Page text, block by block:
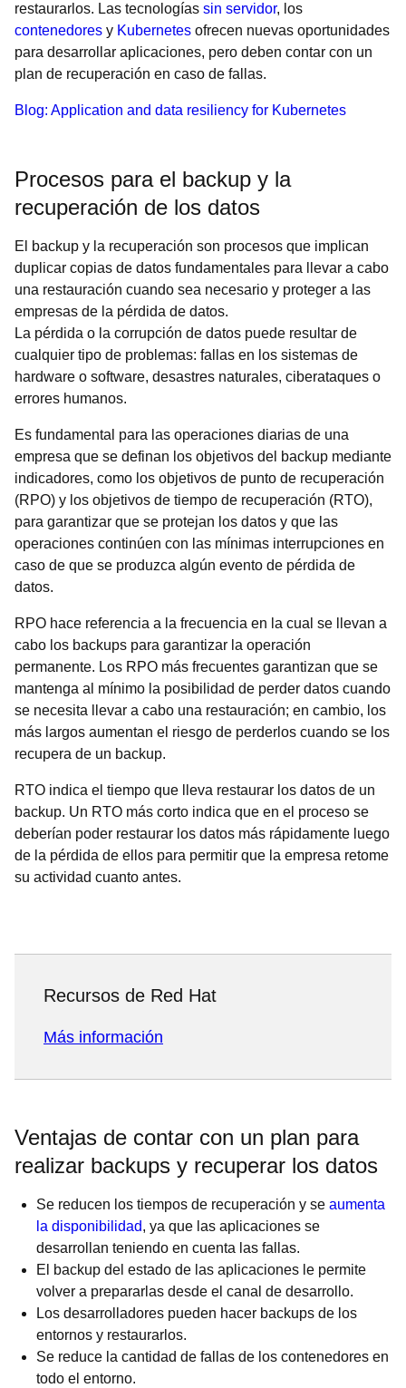
restaurarlos. Las tecnologías sin servidor, los
contenedores y Kubernetes ofrecen nuevas oportunidades
para desarrollar aplicaciones, pero deben contar con un
plan de recuperación en caso de fallas.
Blog: Application and data resiliency for Kubernetes
Procesos para el backup y la
recuperación de los datos
El backup y la recuperación son procesos que implican
duplicar copias de datos fundamentales para llevar a cabo
una restauración cuando sea necesario y proteger a las
empresas de la pérdida de datos.
La pérdida o la corrupción de datos puede resultar de
cualquier tipo de problemas: fallas en los sistemas de
hardware o software, desastres naturales, ciberataques o
errores humanos.
Es fundamental para las operaciones diarias de una
empresa que se definan los objetivos del backup mediante
indicadores, como los objetivos de punto de recuperación
(RPO) y los objetivos de tiempo de recuperación (RTO),
para garantizar que se protejan los datos y que las
operaciones continúen con las mínimas interrupciones en
caso de que se produzca algún evento de pérdida de
datos.
RPO hace referencia a la frecuencia en la cual se llevan a
cabo los backups para garantizar la operación
permanente. Los RPO más frecuentes garantizan que se
mantenga al mínimo la posibilidad de perder datos cuando
se necesita llevar a cabo una restauración; en cambio, los
más largos aumentan el riesgo de perderlos cuando se los
recupera de un backup.
RTO indica el tiempo que lleva restaurar los datos de un
backup. Un RTO más corto indica que en el proceso se
deberían poder restaurar los datos más rápidamente luego
de la pérdida de ellos para permitir que la empresa retome
su actividad cuanto antes.
Recursos de Red Hat
Más información
Ventajas de contar con un plan para
realizar backups y recuperar los datos
Se reducen los tiempos de recuperación y se aumenta
la disponibilidad, ya que las aplicaciones se
desarrollan teniendo en cuenta las fallas.
El backup del estado de las aplicaciones le permite
volver a prepararlas desde el canal de desarrollo.
Los desarrolladores pueden hacer backups de los
entornos y restaurarlos.
Se reduce la cantidad de fallas de los contenedores en
todo el entorno.